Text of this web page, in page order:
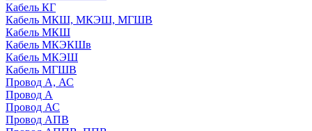
Кабель КГ
Кабель МКШ, МКЭШ, МГШВ
Кабель МКШ
Кабель МКЭКШв
Кабель МКЭШ
Кабель МГШВ
Провод А, АС
Провод А
Провод АС
Провод АПВ